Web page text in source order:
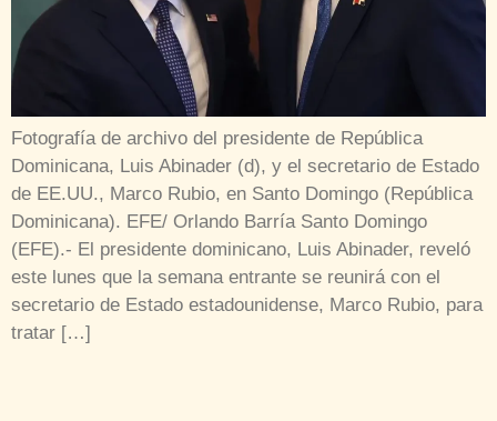
Fotografía de archivo del presidente de República
Dominicana, Luis Abinader (d), y el secretario de Estado
de EE.UU., Marco Rubio, en Santo Domingo (República
Dominicana). EFE/ Orlando Barría Santo Domingo
(EFE).- El presidente dominicano, Luis Abinader, reveló
este lunes que la semana entrante se reunirá con el
secretario de Estado estadounidense, Marco Rubio, para
tratar […]